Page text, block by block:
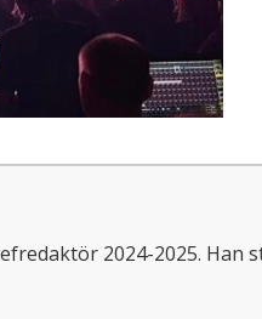
2024-2025. Han